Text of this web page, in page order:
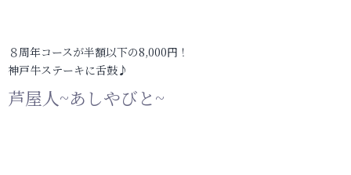
８周年コースが半額以下の8,000円！
神戸牛ステーキに舌鼓♪
芦屋人~あしやびと~